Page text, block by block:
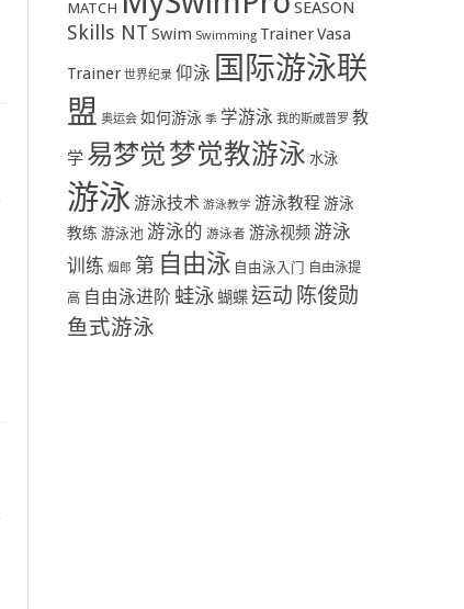
MATCH SEASON
Skills NT Swim Swimming TrainerVasa
Trainer 世界纪录 仰泳 国际游泳联
盟 奥运会 如何游泳 季 学游泳 我的斯威普罗 教
学 易梦觉梦觉教游泳 水泳
游泳游泳技术 游泳教学 游泳教程 游泳
教练 游泳池 游泳的 游泳者 游泳视频 游泳
训练 烟郎 第 自由泳 自由泳入门 自由泳提
高 自由泳进阶 蛙泳蝴蝶运动 陈俊勋
鱼式游泳